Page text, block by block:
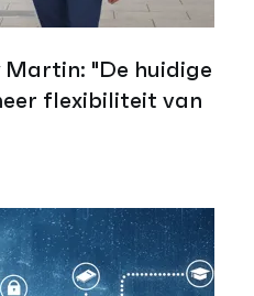
Martin: "De huidige
flexibiliteit van